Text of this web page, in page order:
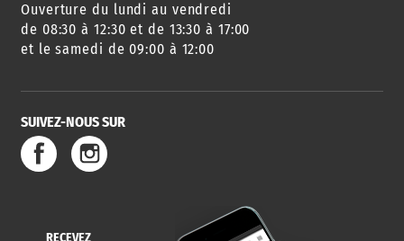
Ouverture du lundi au vendredi
de 08:30 à 12:30 et de 13:30 à 17:00
et le samedi de 09:00 à 12:00
SUIVEZ-NOUS SUR